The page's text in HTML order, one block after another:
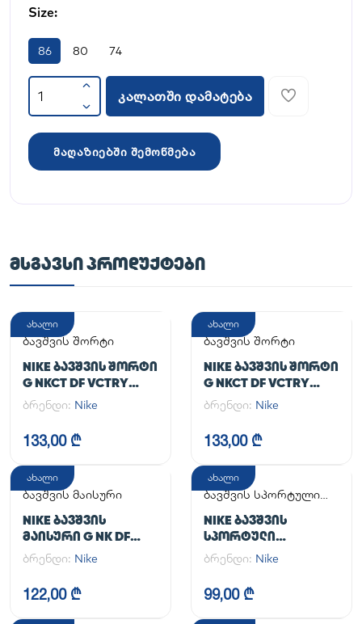
Size:
86 80 74
კალათში დამატება
მაღაზიებში შემოწმება
ᲛᲡᲒᲐᲕᲡᲘ ᲞᲠᲝᲓᲣᲥᲢᲔᲑᲘ
ახალი
ბავშვის შორტი
NIKE ᲑᲐᲕᲨᲕᲘᲡ ᲨᲝᲠᲢᲘ
G NKCT DF VCTRY
FLOUNCY SKRT
ბრენდი: Nike
133,00 ₾
ახალი
ბავშვის შორტი
NIKE ᲑᲐᲕᲨᲕᲘᲡ ᲨᲝᲠᲢᲘ
G NKCT DF VCTRY
FLOUNCY SKRT
ბრენდი: Nike
133,00 ₾
ახალი
ბავშვის მაისური
NIKE ᲑᲐᲕᲨᲕᲘᲡ
ᲛᲐᲘᲡᲣᲠᲘ G NK DF
ONE SS TOP
ბრენდი: Nike
122,00 ₾
ახალი
ბავშვის სპორტული
NIKE ᲑᲐᲕᲨᲕᲘᲡ
ᲡᲞᲝᲠᲢᲣᲚᲘ
ᲙᲝᲛᲞᲚᲔᲥᲢᲘ
ბრენდი: Nike
99,00 ₾